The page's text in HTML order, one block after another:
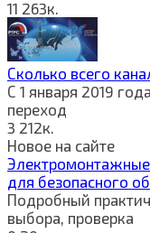
11 263к.
Сколько всего
С 1 января 2019
переход
3 212к.
Новое на сайте
для безопасного
Подробный
выбора, проверка